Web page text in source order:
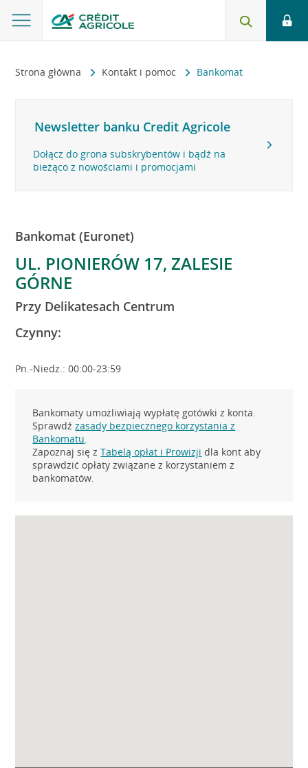
Strona główna Kontakt i pomoc Bankomat
Newsletter banku Credit Agricole
Dołącz do grona subskrybentów i bądź na
bieżąco z nowościami i promocjami
Bankomat (Euronet)
UL. PIONIERÓW 17, ZALESIE
GÓRNE
Przy Delikatesach Centrum
Czynny:
Pn.-Niedz.: 00:00-23:59
Bankomaty umożliwiają wypłatę gotówki z konta.
Sprawdźzasady bezpiecznego korzystania z
Bankomatu.
Zapoznaj się zTabelą opłat i Prowizji dla kont aby
sprawdzić opłaty związane z korzystaniem z
bankomatów.